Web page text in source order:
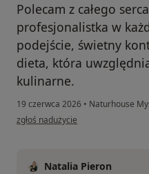
Polecam z całego
profesjonalistka w
podejście, świetny
dieta, która
kulinarne.
19 czerwca 2026 • Naturhouse
w opinii użytkownika Justyna
zgłoś nadużycie
Natalia Pieron